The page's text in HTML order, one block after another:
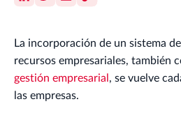
La incorporación de un sistema
recursos empresariales, también
gestión empresarial , se vuelve
las empresas.